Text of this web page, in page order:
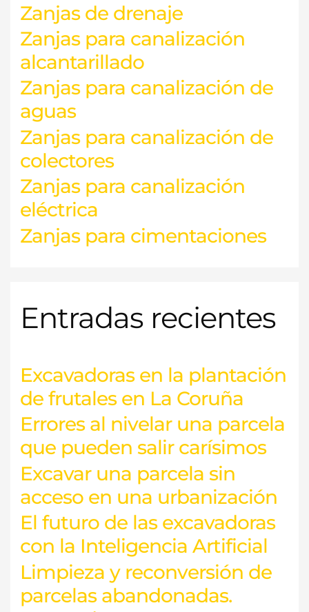
Zanjas de drenaje
Zanjas para canalización
alcantarillado
Zanjas para canalización de
aguas
Zanjas para canalización de
colectores
Zanjas para canalización
eléctrica
Zanjas para cimentaciones
Entradas recientes
Excavadoras en la plantación
de frutales en La Coruña
Errores al nivelar una parcela
que pueden salir carísimos
Excavar una parcela sin
acceso en una urbanización
El futuro de las excavadoras
con la Inteligencia Artificial
Limpieza y reconversión de
parcelas abandonadas.